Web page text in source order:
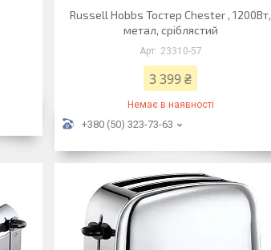
Russell Hobbs Тостер Chester , 1200Вт,
метал, сріблястий
23310-57
3 399 ₴
Немає в наявності
+380 (50) 323-73-63